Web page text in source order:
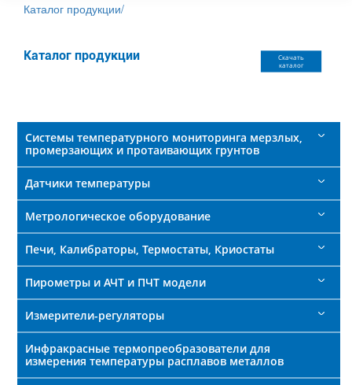
слова
Каталог продукции/
Каталог продукции
Скачать
каталог
Системы температурного мониторинга мерзлых,
промерзающих и протаивающих грунтов
Датчики температуры
Метрологическое оборудование
Печи, Калибраторы, Термостаты, Криостаты
Пирометры и АЧТ и ПЧТ модели
Измерители-регуляторы
Инфракрасные термопреобразователи для
измерения температуры расплавов металлов